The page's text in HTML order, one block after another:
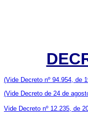
(Vide Decreto nº 94.954, de
(Vide Decreto de 24 de
Vide Decreto nº 12.235, de